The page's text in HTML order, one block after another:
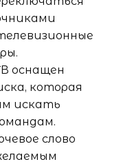
оснащен
которая
искать
слово